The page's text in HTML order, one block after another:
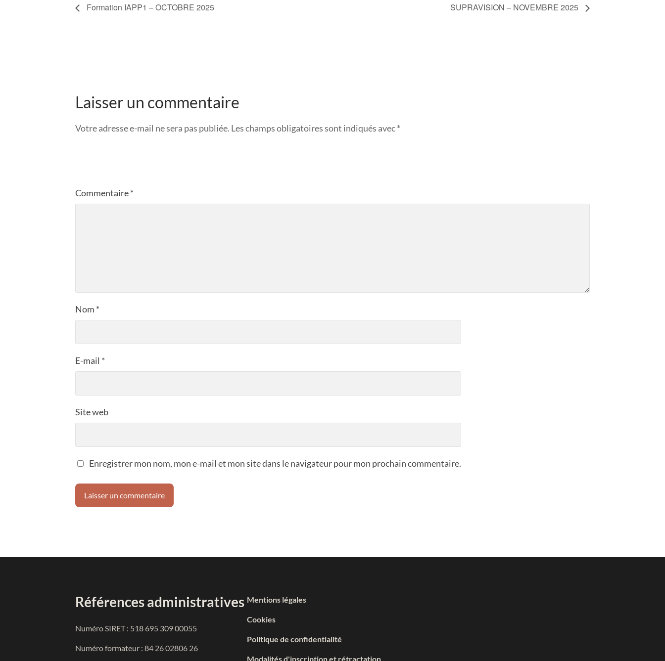
Formation IAPP1 – OCTOBRE 2025 SUPRAVISION – NOVEMBRE 2025
Laisser un commentaire
Votre adresse e-mail ne sera pas publiée. Les champs obligatoires sont indiqués avec*
Commentaire*
Nom *
E-mail *
Site web
Enregistrer mon nom, mon e-mail et mon site dans le navigateur pour mon prochain commentaire.
Références administratives
Numéro SIRET : 518 695 309 00055
Numéro formateur : 84 26 02806 26
Mentions légales
Cookies
Politique de confidentialité
Modalités d'inscription et rétractation